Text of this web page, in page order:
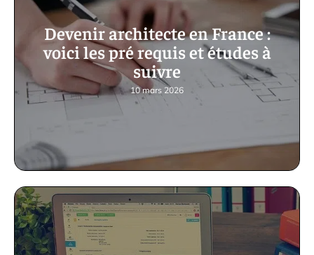
Devenir architecte en France :
voici les pré requis et études à
suivre
10 mars 2026